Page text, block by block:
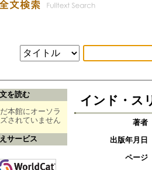
を読む
本館にオーソラ
されていません
サービス
インド・ス
著者
出版年月日
ページ